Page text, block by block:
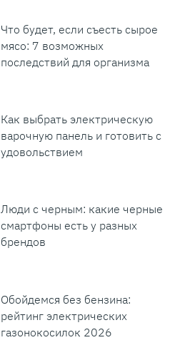
Что будет, если съесть сырое
мясо: 7 возможных
последствий для организма
Как выбрать электрическую
варочную панель и готовить с
удовольствием
Люди с черным: какие черные
смартфоны есть у разных
брендов
Обойдемся без бензина:
рейтинг электрических
газонокосилок 2026